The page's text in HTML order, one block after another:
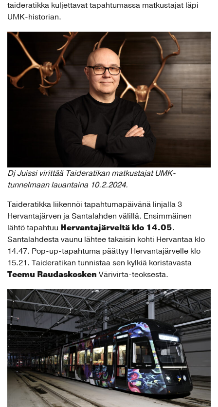
taideratikka kuljettavat tapahtumassa matkustajat läpi
UMK-historian.
Dj Juissi virittää Taideratikan matkustajat UMK-
tunnelmaan lauantaina 10.2.2024.
Taideratikka liikennöi tapahtumapäivänä linjalla 3
Hervantajärven ja Santalahden välillä. Ensimmäinen
lähtö tapahtuu Hervantajärveltä klo 14.05.
Santalahdesta vaunu lähtee takaisin kohti Hervantaa klo
14.47. Pop-up-tapahtuma päättyy Hervantajärvelle klo
15.21. Taideratikan tunnistaa sen kylkiä koristavasta
Teemu Raudaskosken Värivirta-teoksesta.